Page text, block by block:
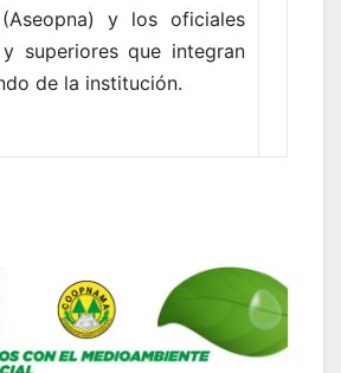
y los oficiales
superiores que integran
de la institución.